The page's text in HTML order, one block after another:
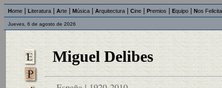
Home Literatura Arte Música Arquitectura Cine Premios Equipo Nos
Jueves, 6 de agosto de 2026
Miguel Delibes